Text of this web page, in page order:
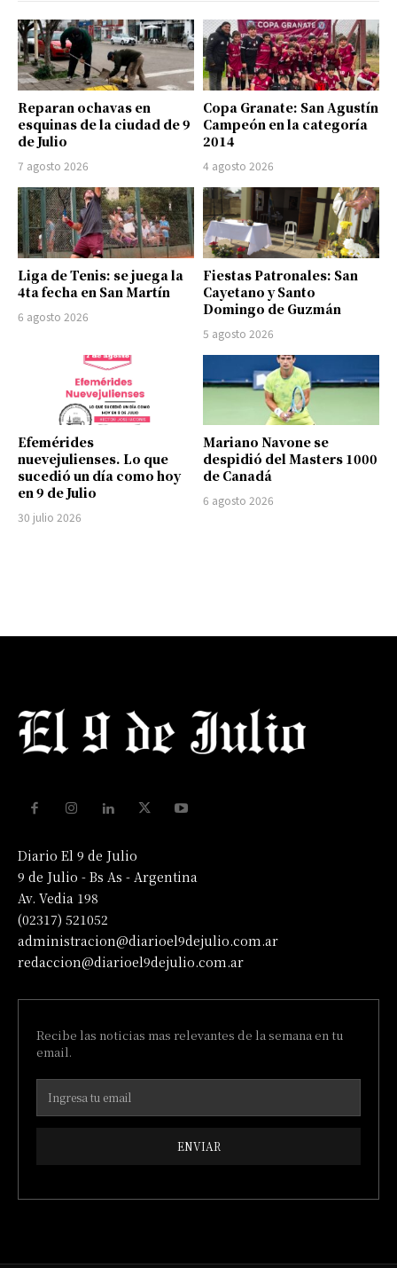
Reparan ochavas en
esquinas de la ciudad de 9
de Julio
7 agosto 2026
Copa Granate: San Agustín
Campeón en la categoría
2014
4 agosto 2026
Liga de Tenis: se juega la
4ta fecha en San Martín
6 agosto 2026
Fiestas Patronales: San
Cayetano y Santo
Domingo de Guzmán
5 agosto 2026
Efemérides
nuevejulienses. Lo que
sucedió un día como hoy
en 9 de Julio
30 julio 2026
Mariano Navone se
despidió del Masters 1000
de Canadá
6 agosto 2026
Diario El 9 de Julio
9 de Julio - Bs As - Argentina
Av. Vedia 198
(02317) 521052
administracion@diarioel9dejulio.com.ar
redaccion@diarioel9dejulio.com.ar
Recibe las noticias mas relevantes de la semana en tu
email.
ENVIAR